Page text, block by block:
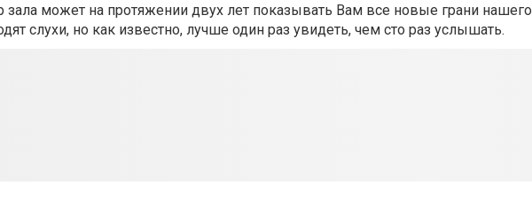
может на протяжении двух лет показывать Вам все новые грани нашего
слухи, но как известно, лучше один раз увидеть, чем сто раз услышать.